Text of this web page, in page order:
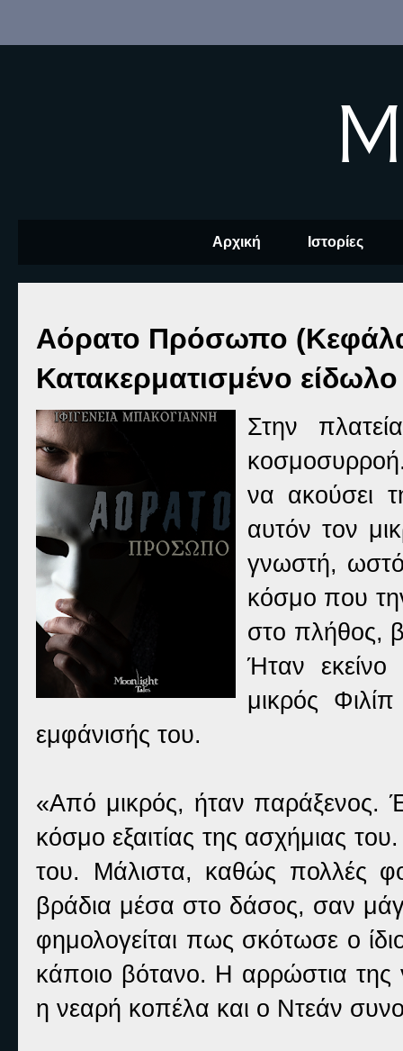
Αρχική Ιστορίες
Αόρατο Πρόσωπο
Κατακερματισμένο είδωλο
Στην
να ακούσει
αυτόν τον
γνωστή,
κόσμο που
στο πλήθος,
Ήταν εκείνο
μικρός
εμφάνισής του.
«Από μικρός, ήταν παράξενος.
κόσμο εξαιτίας της ασχήμιας
του. Μάλιστα, καθώς πολλές
βράδια μέσα στο δάσος, σαν
φημολογείται πως σκότωσε ο
κάποιο βότανο. Η αρρώστια της
η νεαρή κοπέλα και ο Ντεάν